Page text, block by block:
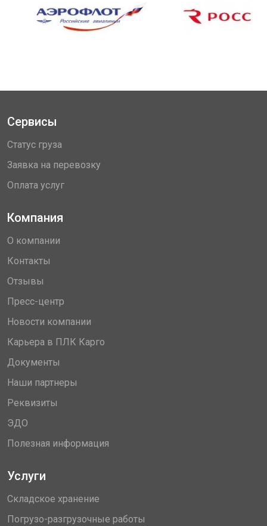
Сервисы
Статус груза
Заявка на перевозку
Оплата услуг
Компания
О компании
Контакты
Отзывы
Пресс-центр
Новости компании
Карьера в ПЛК Карго
Документы
Наши партнеры
Реквизиты
ЭДО
Полезная информация
Услуги
Складское хранение
Погрузо-разгрузочные работы